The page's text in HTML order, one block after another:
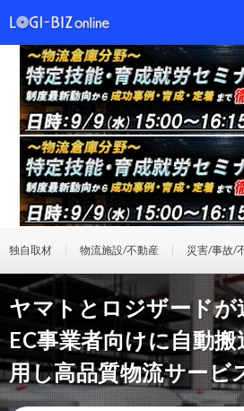
独自取材 物流施設/不動産 災害/事故/
ヤマトとロジザードが
EC事業者向けに自動
用し高品質物流サービ